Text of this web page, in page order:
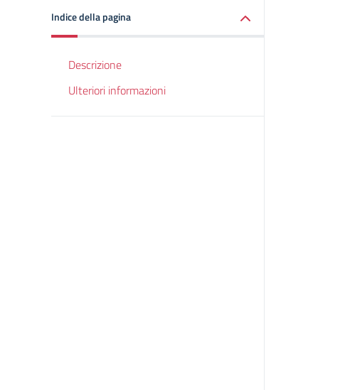
Indice della pagina
Descrizione
Ulteriori informazioni